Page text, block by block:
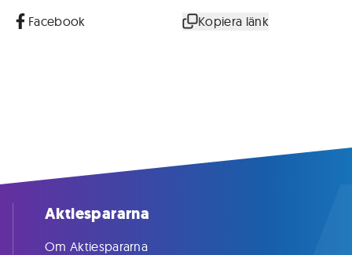
Facebook Kopiera länk
Aktiespararna
Om Aktiespararna